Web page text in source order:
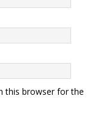
this browser for the